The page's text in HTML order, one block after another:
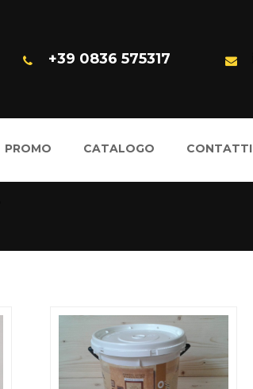
+39 0836 575317
PROMO CATALOGO CONTATTI